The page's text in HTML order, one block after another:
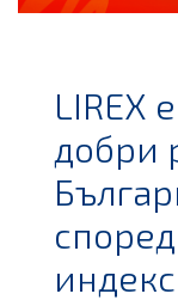
LIREX
добри